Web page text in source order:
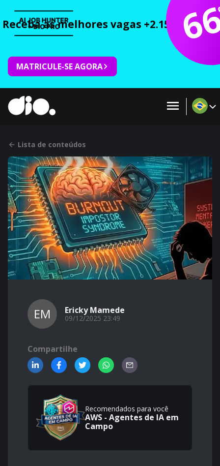
Receba as melhores vagas +2.150 cursos
MATRICULE-SE AGORA
Lista de conteúdos
EM Ericky Mamede
09/12/2025 23:49
Compartilhe
Recomendados para você
AWS - Agentes de IA em
Campo